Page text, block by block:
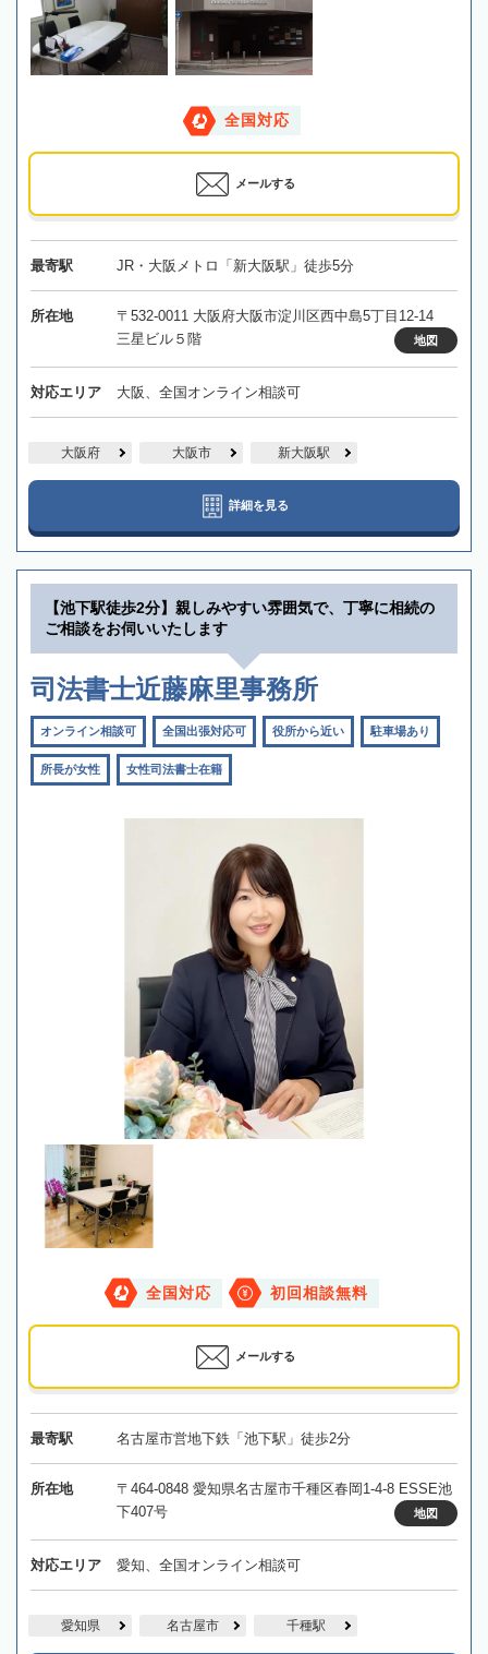
全国対応
メールする
最寄駅 JR・大阪メトロ「新大阪駅」徒歩5分
所在地
〒532-0011 大阪府大阪市淀川区西中島5丁目12-14
三星ビル５階
地図
対応エリア 大阪、全国オンライン相談可
大阪府 大阪市 新大阪駅
詳細を見る
【池下駅徒歩2分】親しみやすい雰囲気で、丁寧に相続の
ご相談をお伺いいたします
司法書士近藤麻里事務所
オンライン相談可 全国出張対応可 役所から近い 駐車場あり
所長が女性 女性司法書士在籍
全国対応 初回相談無料
メールする
最寄駅 名古屋市営地下鉄「池下駅」徒歩2分
所在地
〒464-0848 愛知県名古屋市千種区春岡1-4-8 ESSE池
下407号
地図
対応エリア 愛知、全国オンライン相談可
愛知県 名古屋市 千種駅